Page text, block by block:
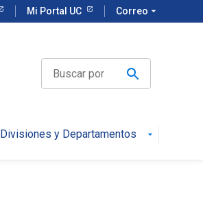
Mi Portal UC Correo arrow_drop_down
Divisiones y Departamentos